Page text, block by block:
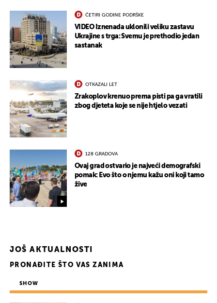
ČETIRI GODINE PODRŠKE
VIDEO Iznenada uklonili veliku zastavu
Ukrajine s trga: Svemu je prethodio jedan
sastanak
OTKAZALI LET
Zrakoplov krenuo prema pisti pa ga vratili
zbog djeteta koje se nije htjelo vezati
128 GRADOVA
Ovaj grad ostvario je najveći demografski
pomak: Evo što o njemu kažu oni koji tamo
žive
JOŠ AKTUALNOSTI
PRONAĐITE ŠTO VAS ZANIMA
SHOW